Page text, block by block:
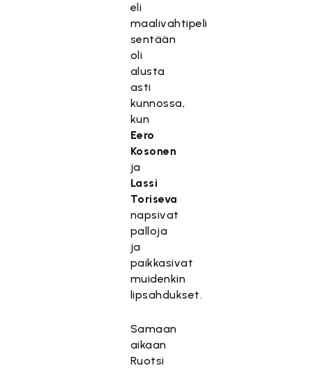
eli
maalivahtipeli
sentään
oli
alusta
asti
kunnossa,
kun
Eero
Kosonen
ja
Lassi
Toriseva
napsivat
palloja
ja
paikkasivat
muidenkin
lipsahdukset.
Samaan
aikaan
Ruotsi